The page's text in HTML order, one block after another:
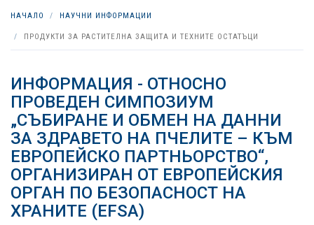
НАЧАЛО НАУЧНИ ИНФОРМАЦИИ
ПРОДУКТИ ЗА РАСТИТЕЛНА ЗАЩИТА И ТЕХНИТЕ ОСТАТЪЦИ
ИНФОРМАЦИЯ - ОТНОСНО
ПРОВЕДЕН СИМПОЗИУМ
„СЪБИРАНЕ И ОБМЕН НА ДАННИ
ЗА ЗДРАВЕТО НА ПЧЕЛИТЕ – КЪМ
ЕВРОПЕЙСКО ПАРТНЬОРСТВО“,
ОРГАНИЗИРАН ОТ ЕВРОПЕЙСКИЯ
ОРГАН ПО БЕЗОПАСНОСТ НА
ХРАНИТЕ (ЕFSA)